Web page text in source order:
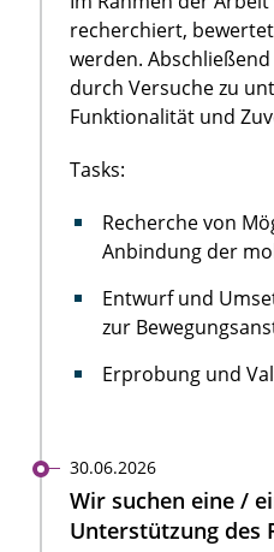
recherchiert,
werden.
durch Versuche zu
Funktionalität und
Tasks:
Recherche von
Anbindung der
Entwurf und
zur
Erprobung und
30.06.2026
Wir suchen eine /
Unterstützung des